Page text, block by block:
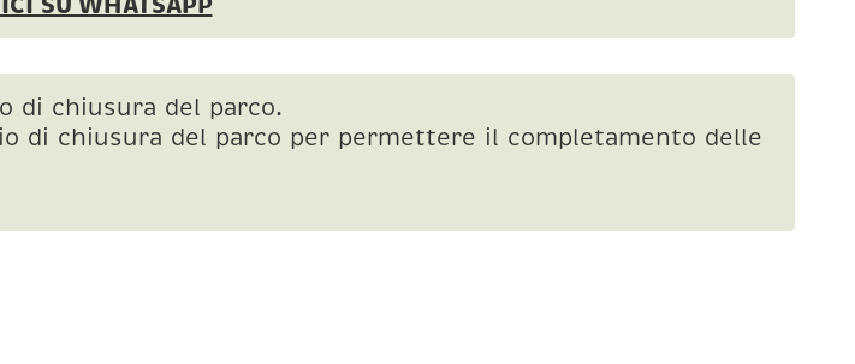
di chiusura del parco.
di chiusura del parco per permettere il completamento delle